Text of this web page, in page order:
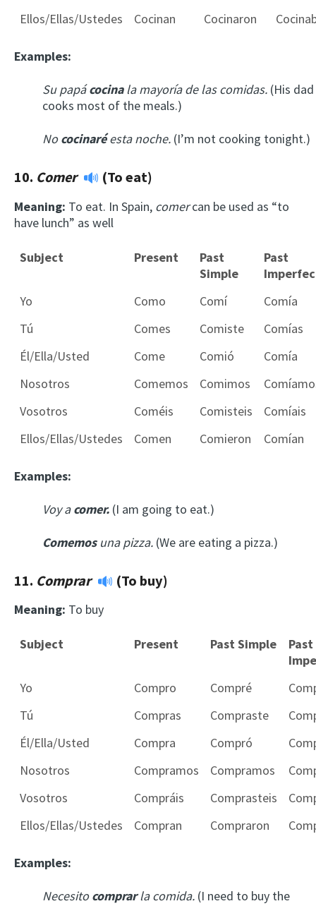
Ellos/Ellas/Ustedes Cocinan Cocinaron
Examples:
Su papácocinala mayoría de las comidas. (His dad
cooks most of the meals.)
Nococinaréesta noche. (I’m not cooking tonight.)
10. Comer (To eat)
Meaning: To eat. In Spain, comercan be used as “to
have lunch” as well
Subject Present
Past
Simple
Past
Yo
Como Comí
Comía
Tú
Comes Comiste
Comías
Él/Ella/Usted
Come Comió
Comía
Nosotros
Comemos Comimos
Vosotros
Coméis Comisteis
Comíais
Ellos/Ellas/Ustedes
Comen Comieron Comían
Examples:
Voy acomer. (I am going to eat.)
Comemosuna pizza. (We are eating a pizza.)
11. Comprar (To buy)
Meaning: To buy
Subject Present Past Simple
Past
Yo
Compro Compré
Tú
Compras Compraste
Él/Ella/Usted
Compra Compró
Nosotros
Compramos Compramos
Vosotros
Compráis Comprasteis
Ellos/Ellas/Ustedes
Compran Compraron
Examples:
Necesitocomprarla comida. (I need to buy the